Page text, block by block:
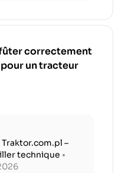
correctement
un tracteur
–
technique •